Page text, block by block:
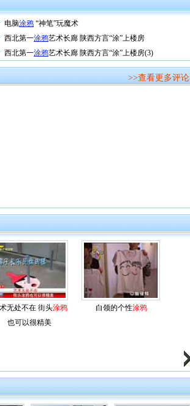
电脑涂鸦 “神笔”玩魔术
西北第一涂鸦艺术长廊 陕西方言“涂”上楼房
西北第一涂鸦艺术长廊 陕西方言“涂”上楼房(3)
>>查看更多评论
无处不在 街头涂鸦
也可以很精美
白领的个性涂鸦